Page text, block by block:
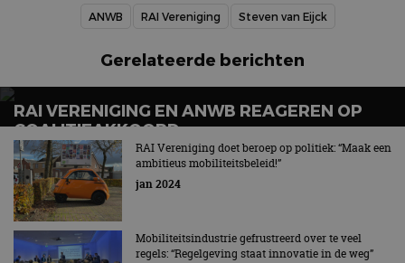
ANWB RAI Vereniging Steven van Eijck
Gerelateerde berichten
RAI VERENIGING EN ANWB REAGEREN OP
COALITIEAKKOORD
Mobiliteit: betaalbaar, veilig en duurzaam
RAI Vereniging doet beroep op politiek: “Maak een
ambitieus mobiliteitsbeleid!”
jan 2024
Mobiliteitsindustrie gefrustreerd over te veel
regels: “Regelgeving staat innovatie in de weg”